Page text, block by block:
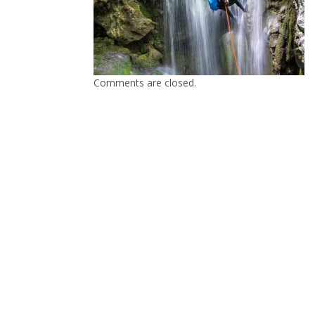
Comments are closed.